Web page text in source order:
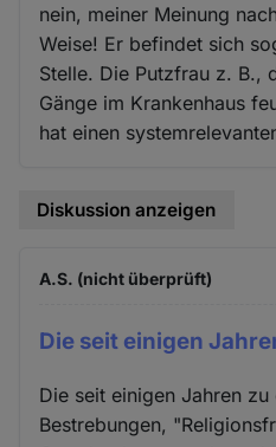
nein, meiner Meinung
Weise! Er befindet sich
Stelle. Die Putzfrau z. B.,
Gänge im Krankenhaus
hat einen
Diskussion anzeigen
A.S. (nicht überprüft)
Die seit einigen
Die seit einigen Jahren zu
Bestrebungen,